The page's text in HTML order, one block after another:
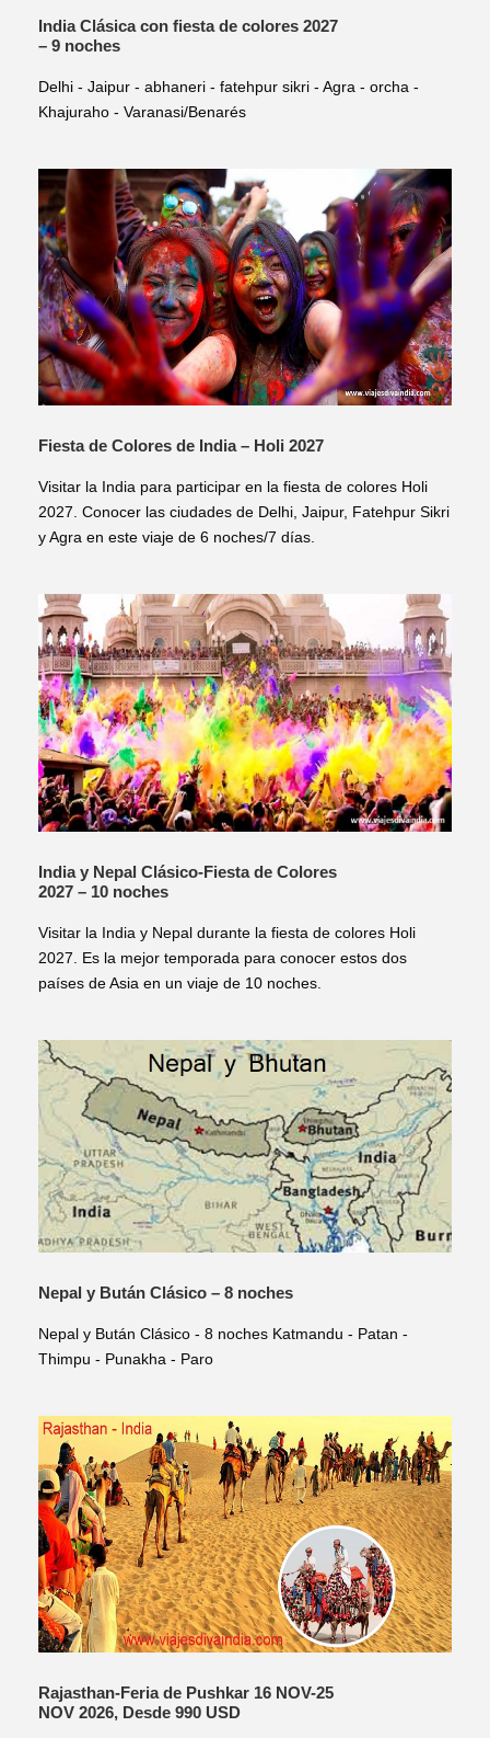
India Clásica con fiesta de colores 2027
– 9 noches
Delhi - Jaipur - abhaneri - fatehpur sikri - Agra - orcha -
Khajuraho - Varanasi/Benarés
Fiesta de Colores de India – Holi 2027
Visitar la India para participar en la fiesta de colores Holi
2027. Conocer las ciudades de Delhi, Jaipur, Fatehpur Sikri
y Agra en este viaje de 6 noches/7 días.
India y Nepal Clásico-Fiesta de Colores
2027 – 10 noches
Visitar la India y Nepal durante la fiesta de colores Holi
2027. Es la mejor temporada para conocer estos dos
países de Asia en un viaje de 10 noches.
Nepal y Bután Clásico – 8 noches
Nepal y Bután Clásico - 8 noches Katmandu - Patan -
Thimpu - Punakha - Paro
Rajasthan-Feria de Pushkar 16 NOV-25
NOV 2026, Desde 990 USD